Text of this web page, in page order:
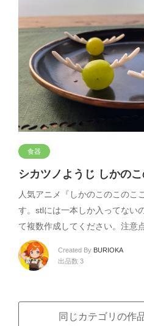
食器
シカツノようじ しかの
人気アニメ『しかのこのこのこ
す。stlには一本しか入ってない
て複数作成してください。注意
Created By BURIOKA
出品数 3
同じカテゴリの作